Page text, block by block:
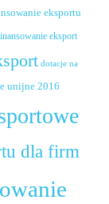
eksportu
eksport
dotacje na
unijne 2016
dla firm